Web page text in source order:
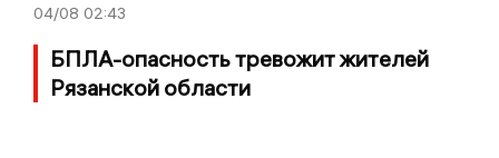
04/08 02:43
БПЛА-опасность тревожит жителей
Рязанской области